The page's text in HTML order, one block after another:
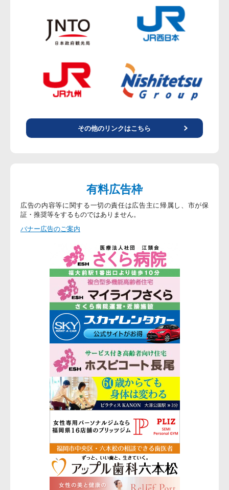
その他のリンクはこちら
有料広告枠
広告の内容等に関する一切の責任は広告主に帰属し、市が保
証・推奨等をするものではありません。
バナー広告のご案内